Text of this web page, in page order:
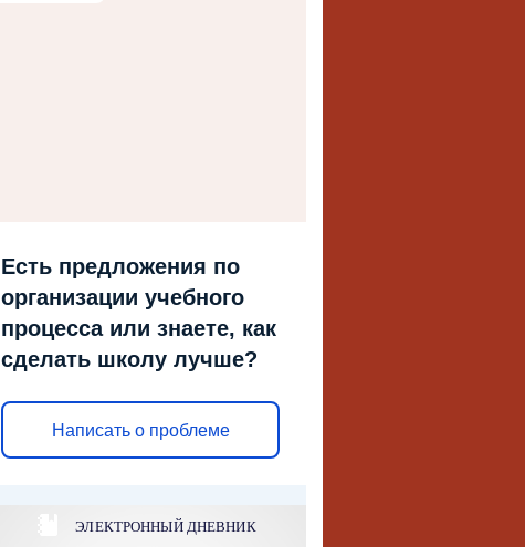
Есть предложения по
организации учебного
процесса или знаете, как
сделать школу лучше?
Написать о проблеме
ЭЛЕКТРОННЫЙ ДНЕВНИК